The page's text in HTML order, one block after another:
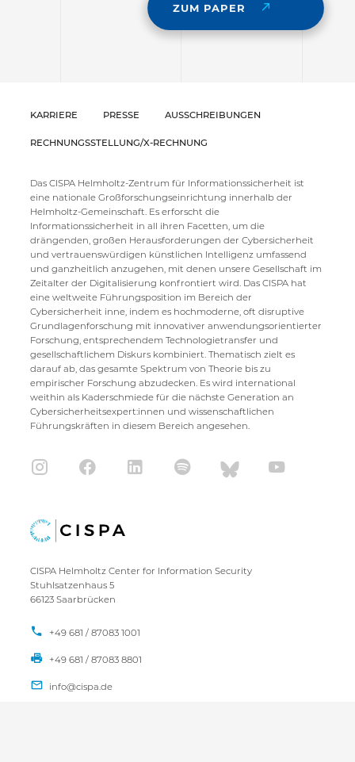
ZUM PAPER
KARRIERE PRESSE AUSSCHREIBUNGEN
RECHNUNGSSTELLUNG/X-RECHNUNG
Das CISPA Helmholtz-Zentrum für Informationssicherheit ist
eine nationale Großforschungseinrichtung innerhalb der
Helmholtz-Gemeinschaft. Es erforscht die
Informationssicherheit in all ihren Facetten, um die
drängenden, großen Herausforderungen der Cybersicherheit
und vertrauenswürdigen künstlichen Intelligenz umfassend
und ganzheitlich anzugehen, mit denen unsere Gesellschaft im
Zeitalter der Digitalisierung konfrontiert wird. Das CISPA hat
eine weltweite Führungsposition im Bereich der
Cybersicherheit inne, indem es hochmoderne, oft disruptive
Grundlagenforschung mit innovativer anwendungsorientierter
Forschung, entsprechendem Technologietransfer und
gesellschaftlichem Diskurs kombiniert. Thematisch zielt es
darauf ab, das gesamte Spektrum von Theorie bis zu
empirischer Forschung abzudecken. Es wird international
weithin als Kaderschmiede für die nächste Generation an
Cybersicherheitsexpert:innen und wissenschaftlichen
Führungskräften in diesem Bereich angesehen.
CISPA Helmholtz Center for Information Security
Stuhlsatzenhaus 5
66123 Saarbrücken
+49 681 / 87083 1001
+49 681 / 87083 8801